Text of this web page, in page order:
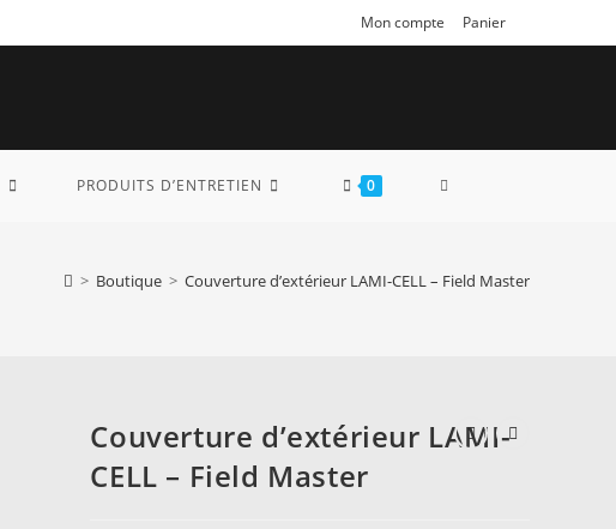
Mon compte Panier
PRODUITS D’ENTRETIEN 0 TOGGLE
> Boutique > Couverture d’extérieur LAMI-CELL – Field Master
Couverture d’extérieur LAMI-
CELL – Field Master